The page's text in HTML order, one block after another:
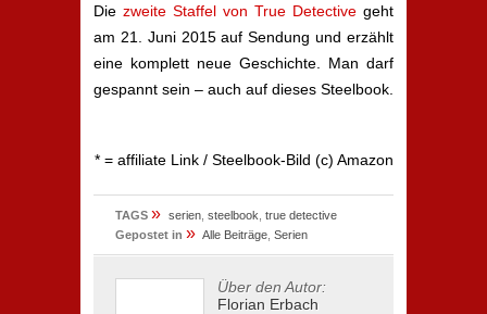
Die zweite Staffel von True Detective geht
am 21. Juni 2015 auf Sendung und erzählt
eine komplett neue Geschichte. Man darf
gespannt sein – auch auf dieses Steelbook.
* = affiliate Link / Steelbook-Bild (c) Amazon
TAGS » serien steelbook true detective
Gepostet in » Alle Beiträge Serien
Über den Autor:
Florian Erbach